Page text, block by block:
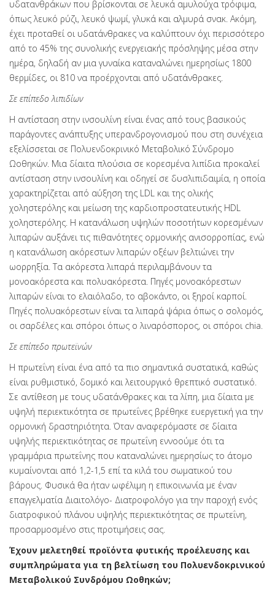
υδατανθράκων που βρίσκονται σε λευκά αμυλούχα τρόφιμα,
όπως λευκό ρύζι, λευκό ψωμί, γλυκά και αλμυρά σνακ. Ακόμη,
έχει προταθεί οι υδατάνθρακες να καλύπτουν όχι περισσότερο
από το 45% της συνολικής ενεργειακής πρόσληψης μέσα στην
ημέρα, δηλαδή αν μια γυναίκα καταναλώνει ημερησίως 1800
θερμίδες, οι 810 να προέρχονται από υδατάνθρακες.
Σε επίπεδο λιπιδίων
Η αντίσταση στην ινσουλίνη είναι ένας από τους βασικούς
παράγοντες ανάπτυξης υπερανδρογονισμού που στη συνέχεια
εξελίσσεται σε Πολυενδοκρινικό Μεταβολικό Σύνδρομο
Ωοθηκών. Μια δίαιτα πλούσια σε κορεσμένα λιπίδια προκαλεί
αντίσταση στην ινσουλίνη και οδηγεί σε δυσλιπιδαιμία, η οποία
χαρακτηρίζεται από αύξηση της LDL και της ολικής
χοληστερόλης και μείωση της καρδιοπροστατευτικής HDL
χοληστερόλης. Η κατανάλωση υψηλών ποσοτήτων κορεσμένων
λιπαρών αυξάνει τις πιθανότητες ορμονικής ανισορροπίας, ενώ
η κατανάλωση ακόρεστων λιπαρών οξέων βελτιώνει την
ωορρηξία. Τα ακόρεστα λιπαρά περιλαμβάνουν τα
μονοακόρεστα και πολυακόρεστα. Πηγές μονοακόρεστων
λιπαρών είναι το ελαιόλαδο, το αβοκάντο, οι ξηροί καρποί.
Πηγές πολυακόρεστων είναι τα λιπαρά ψάρια όπως ο σολομός,
οι σαρδέλες και σπόροι όπως ο λιναρόσπορος, οι σπόροι chia.
Σε επίπεδο πρωτεϊνών
Η πρωτεΐνη είναι ένα από τα πιο σημαντικά συστατικά, καθώς
είναι ρυθμιστικό, δομικό και λειτουργικό θρεπτικό συστατικό.
Σε αντίθεση με τους υδατάνθρακες και τα λίπη, μια δίαιτα με
υψηλή περιεκτικότητα σε πρωτεΐνες βρέθηκε ευεργετική για την
ορμονική δραστηριότητα. Όταν αναφερόμαστε σε δίαιτα
υψηλής περιεκτικότητας σε πρωτεΐνη εννοούμε ότι τα
γραμμάρια πρωτεΐνης που καταναλώνει ημερησίως το άτομο
κυμαίνονται από 1,2-1,5 επί τα κιλά του σωματικού του
βάρους. Φυσικά θα ήταν ωφέλιμη η επικοινωνία με έναν
επαγγελματία Διαιτολόγο- Διατροφολόγο για την παροχή ενός
διατροφικού πλάνου υψηλής περιεκτικότητας σε πρωτεΐνη,
προσαρμοσμένο στις προτιμήσεις σας.
Έχουν μελετηθεί προϊόντα φυτικής προέλευσης και
συμπληρώματα για τη βελτίωση του Πολυενδοκρινικού
Μεταβολικού Συνδρόμου Ωοθηκών;